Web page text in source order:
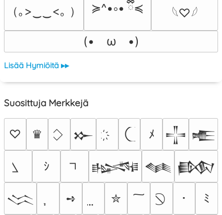
（｡>‿‿<｡ ） ≽^•༚• ྀིྀ≼
𓆩♡𓆪
(•　ω　•)
Lisää Hymiöitä ▸▸
Suosittuja Merkkejä
♡ ♛ 𒁍 ﾒ 𒋲 𒍫
ｼ 𒈙 𒈝 𒁃
𒈱 ➺ ✮ ･ ﾐ